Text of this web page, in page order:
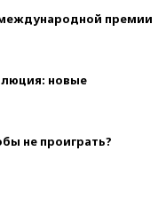
премии
новые
не проиграть?